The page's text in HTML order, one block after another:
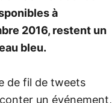
à
2016, restent un
bleu.
de fil de tweets